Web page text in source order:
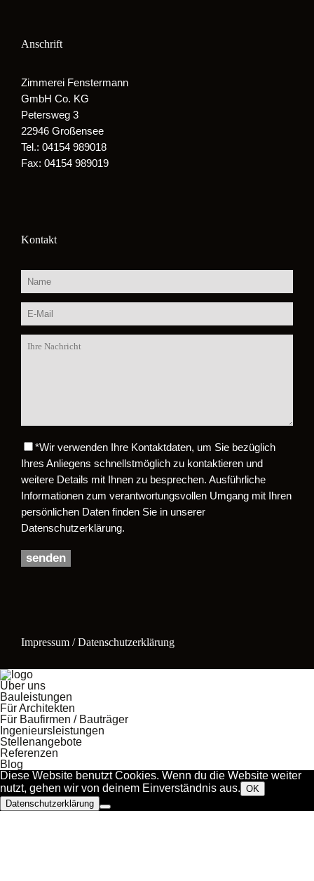
Anschrift
Zimmerei Fenstermann
GmbH Co. KG
Petersweg 3
22946 Großensee
Tel.: 04154 989018
Fax: 04154 989019
Kontakt
Bitte lasse dieses Feld leer.
*Wir verwenden Ihre Kontaktdaten, um Sie bezüglich
Ihres Anliegens schnellstmöglich zu kontaktieren und
weitere Details mit Ihnen zu besprechen. Ausführliche
Informationen zum verantwortungsvollen Umgang mit Ihren
persönlichen Daten finden Sie in unserer
Datenschutzerklärung.
Impressum / Datenschutzerklärung
Über uns
Bauleistungen
Für Architekten
Für Baufirmen / Bauträger
Ingenieursleistungen
Stellenangebote
Referenzen
Blog
Diese Website benutzt Cookies. Wenn du die Website weiter
nutzt, gehen wir von deinem Einverständnis aus. OK
Datenschutzerklärung